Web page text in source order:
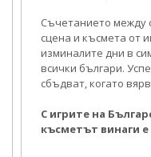
Съчетанието между
сцена и късмета от
изминалите дни в
всички българи.
сбъдват, когато
С игрите на
късметът винаги